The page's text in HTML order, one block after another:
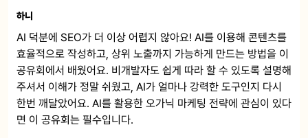
하니
AI 덕분에 SEO가 더 이상 어렵지 않아요! AI를 이용해 콘텐츠를
효율적으로 작성하고, 상위 노출까지 가능하게 만드는 방법을 이
공유회에서 배웠어요. 비개발자도 쉽게 따라 할 수 있도록 설명해
주셔서 이해가 정말 쉬웠고, AI가 얼마나 강력한 도구인지 다시
한번 깨달았어요. AI를 활용한 오가닉 마케팅 전략에 관심이 있다
면 이 공유회는 필수입니다.